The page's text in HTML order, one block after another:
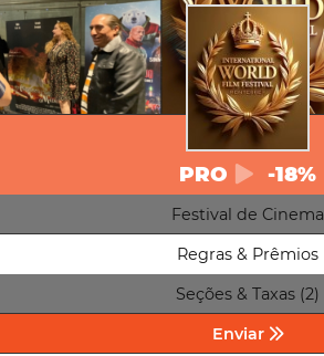
PRO -18%
Festival de Cinema
Regras & Prêmios
Seções & Taxas (2)
Enviar